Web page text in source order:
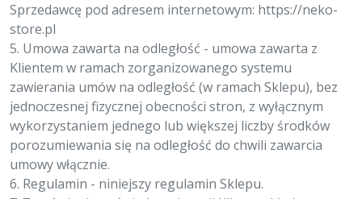
Sprzedawcę pod adresem internetowym: https://neko-
store.pl
5. Umowa zawarta na odległość - umowa zawarta z
Klientem w ramach zorganizowanego systemu
zawierania umów na odległość (w ramach Sklepu), bez
jednoczesnej fizycznej obecności stron, z wyłącznym
wykorzystaniem jednego lub większej liczby środków
porozumiewania się na odległość do chwili zawarcia
umowy włącznie.
6. Regulamin - niniejszy regulamin Sklepu.